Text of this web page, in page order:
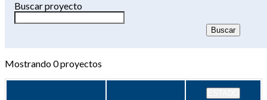
Buscar proyecto
Mostrando0proyectos